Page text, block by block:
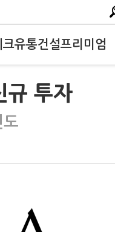
크유통건설프리미엄
규 투자
도